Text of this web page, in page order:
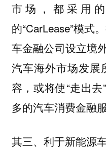
市场，都采用
的“CarLease”模式
车金融公司设立境
汽车海外市场发展
容，或将使“走出
多的汽车消费金融
其三、利于新能源